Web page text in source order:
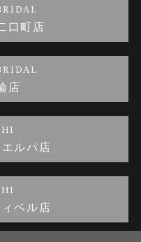
ーズプラン
口町店
店
ルパ店
ベル店